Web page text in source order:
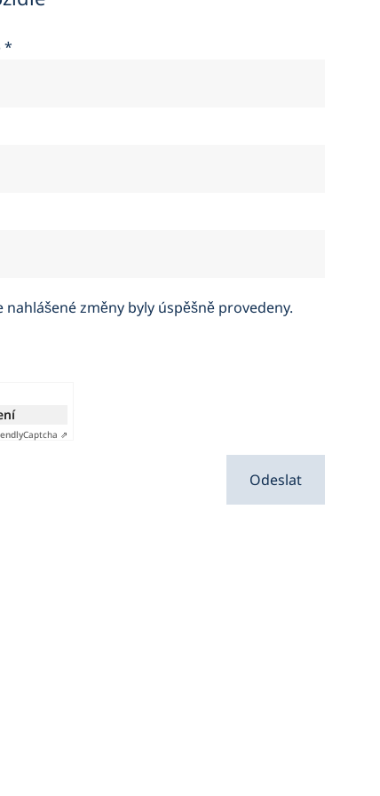
*
změny byly úspěšně provedeny.
Captcha ⇗
Odeslat